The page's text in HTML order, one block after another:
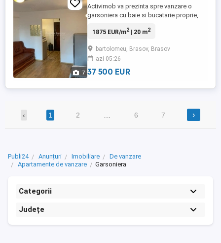
7
Activimob va prezinta spre vanzare o
garsoniera cu baie si bucatarie proprie,
Lanii, intr-o zona accesibila si bine
orasului Brasov. Proprietatea are o
suprafata utila de 20 mp, este amplasata
la etajul 1 din 4 si ...
1875 EUR/m2| 20 m2
bartolomeu, Brasov, Brasov
azi 05:26
37 500 EUR
‹ 1 2 6 7 ›
Publi24 Anunțuri Imobiliare
De vanzare
Apartamente de vanzare
Garsoniera
Categorii
Județe